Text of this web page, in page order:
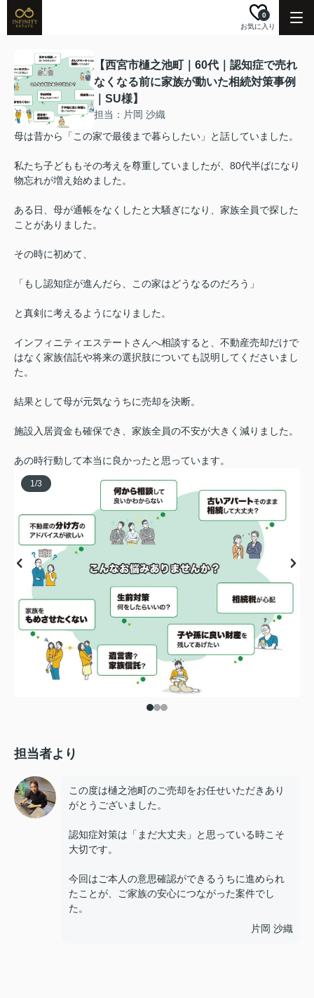
お気に入り
0
【西宮市樋之池町｜60代｜認知症で売れ
なくなる前に家族が動いた相続対策事例
｜SU様】
担当：片岡 沙織
母は昔から「この家で最後まで暮らしたい」と話していました。
私たち子どももその考えを尊重していましたが、80代半ばになり
物忘れが増え始めました。
ある日、母が通帳をなくしたと大騒ぎになり、家族全員で探した
ことがありました。
その時に初めて、
「もし認知症が進んだら、この家はどうなるのだろう」
と真剣に考えるようになりました。
インフィニティエステートさんへ相談すると、不動産売却だけで
はなく家族信託や将来の選択肢についても説明してくださいまし
た。
結果として母が元気なうちに売却を決断。
施設入居資金も確保でき、家族全員の不安が大きく減りました。
あの時行動して本当に良かったと思っています。
1/3
担当者より
この度は樋之池町のご売却をお任せいただきあり
がとうございました。
認知症対策は「まだ大丈夫」と思っている時こそ
大切です。
今回はご本人の意思確認ができるうちに進められ
たことが、ご家族の安心につながった案件でし
た。
片岡 沙織